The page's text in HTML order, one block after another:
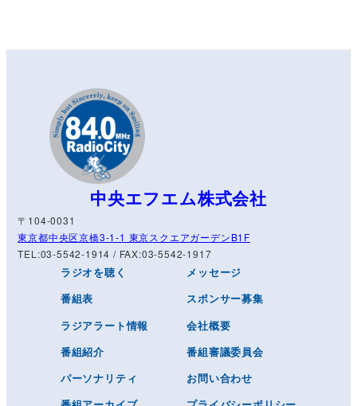
中央エフエム株式会社
〒104-0031
東京都中央区京橋3-1-1 東京スクエアガーデンB1F
TEL:03-5542-1914 / FAX:03-5542-1917
ラジオを聴く
番組表
ラジアラート情報
番組紹介
パーソナリティ
メッセージ
スポンサー募集
会社概要
番組審議委員会
お問い合わせ